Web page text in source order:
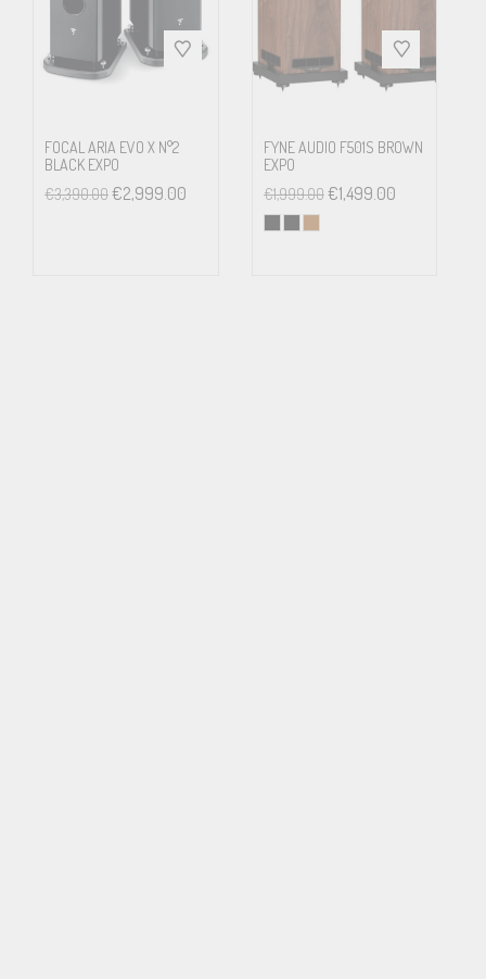
FOCAL ARIA EVO X N°2
BLACK EXPO
€3,390.00€2,999.00
FYNE AUDIO F501S BROWN
EXPO
€1,999.00 €1,499.00